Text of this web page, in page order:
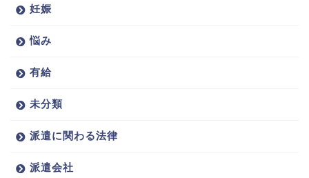
妊娠
悩み
有給
未分類
派遣に関わる法律
派遣会社